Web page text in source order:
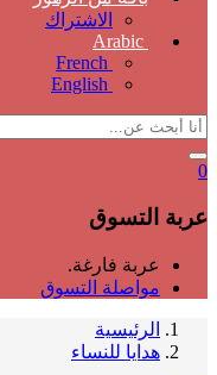
الاشتراك
Arabic
French
English
0
عربة التسوق
عربة فارغة.
مواصلة التسوق
الرئيسية
هدايا للنساء